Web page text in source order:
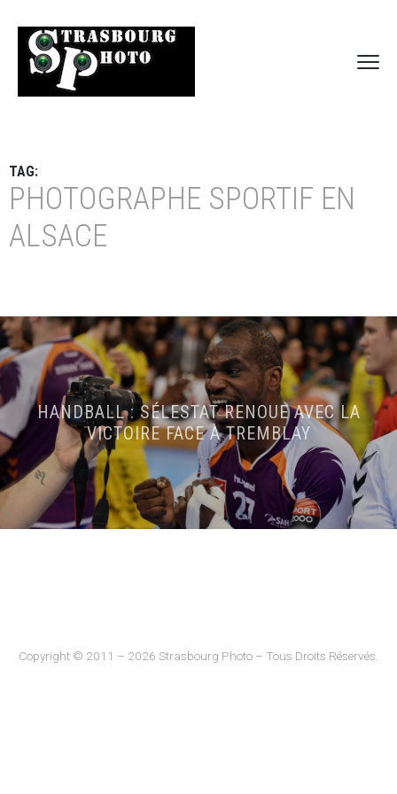
TAG:
PHOTOGRAPHE SPORTIF EN
ALSACE
HANDBALL : SÉLESTAT RENOUE AVEC LA
VICTOIRE FACE À TREMBLAY
Copyright © 2011 – 2026 Strasbourg Photo – Tous Droits Réservés.